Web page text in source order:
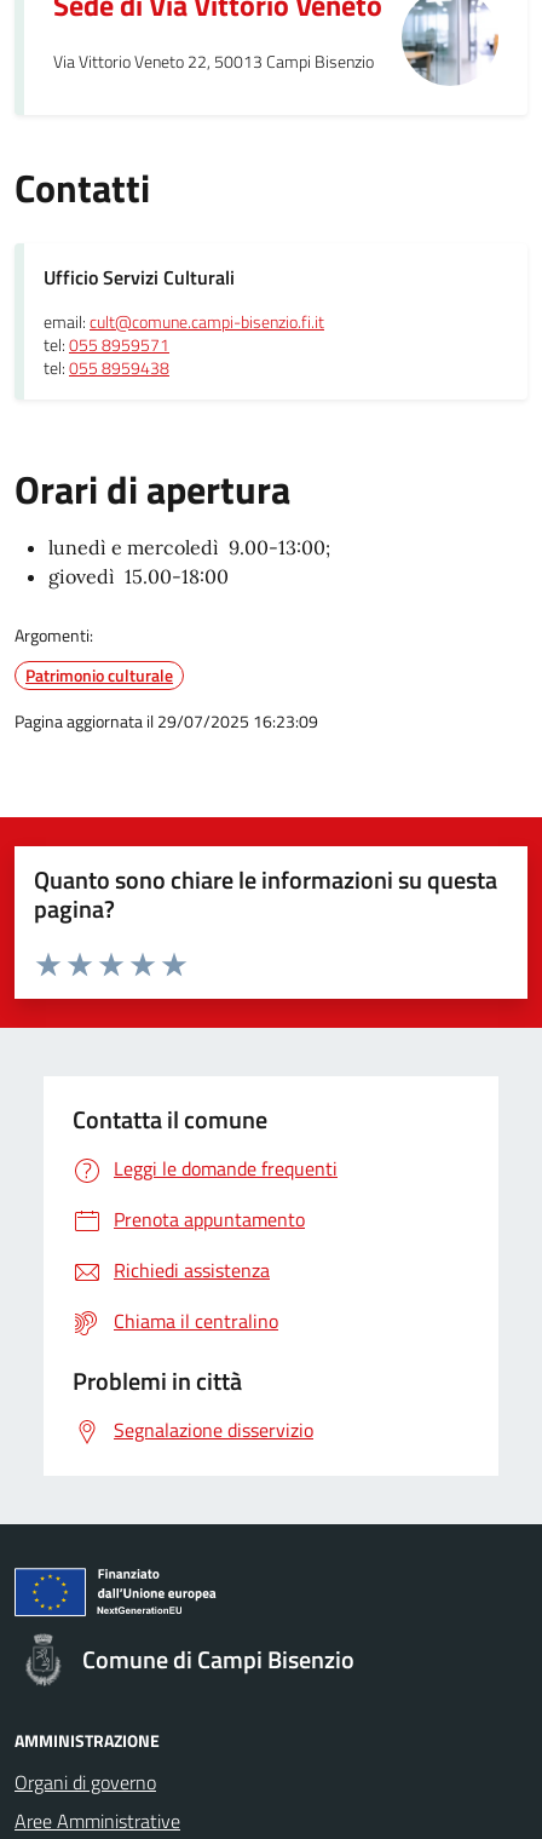
Via Vittorio Veneto 22, 50013 Campi Bisenzio
Contatti
Ufficio Servizi Culturali
email:cult@comune.campi-bisenzio.fi.it
tel:055 8959571
tel:055 8959438
Orari di apertura
lunedì e mercoledì 9.00-13:00;
giovedì 15.00-18:00
Argomenti:
Patrimonio culturale
Pagina aggiornata il 29/07/2025 16:23:09
Quanto sono chiare le informazioni su questa
pagina?
Valuta da 1 a 5 stelle la pagina
Valuta 5 stelle su 5
Valuta 4 stelle su 5
Valuta 3 stelle su 5
Valuta 2 stelle su 5
Valuta 1 stelle su 5
Contatta il comune
Leggi le domande frequenti
Prenota appuntamento
Richiedi assistenza
Chiama il centralino
Problemi in città
Segnalazione disservizio
Comune di Campi Bisenzio
AMMINISTRAZIONE
Organi di governo
Aree Amministrative